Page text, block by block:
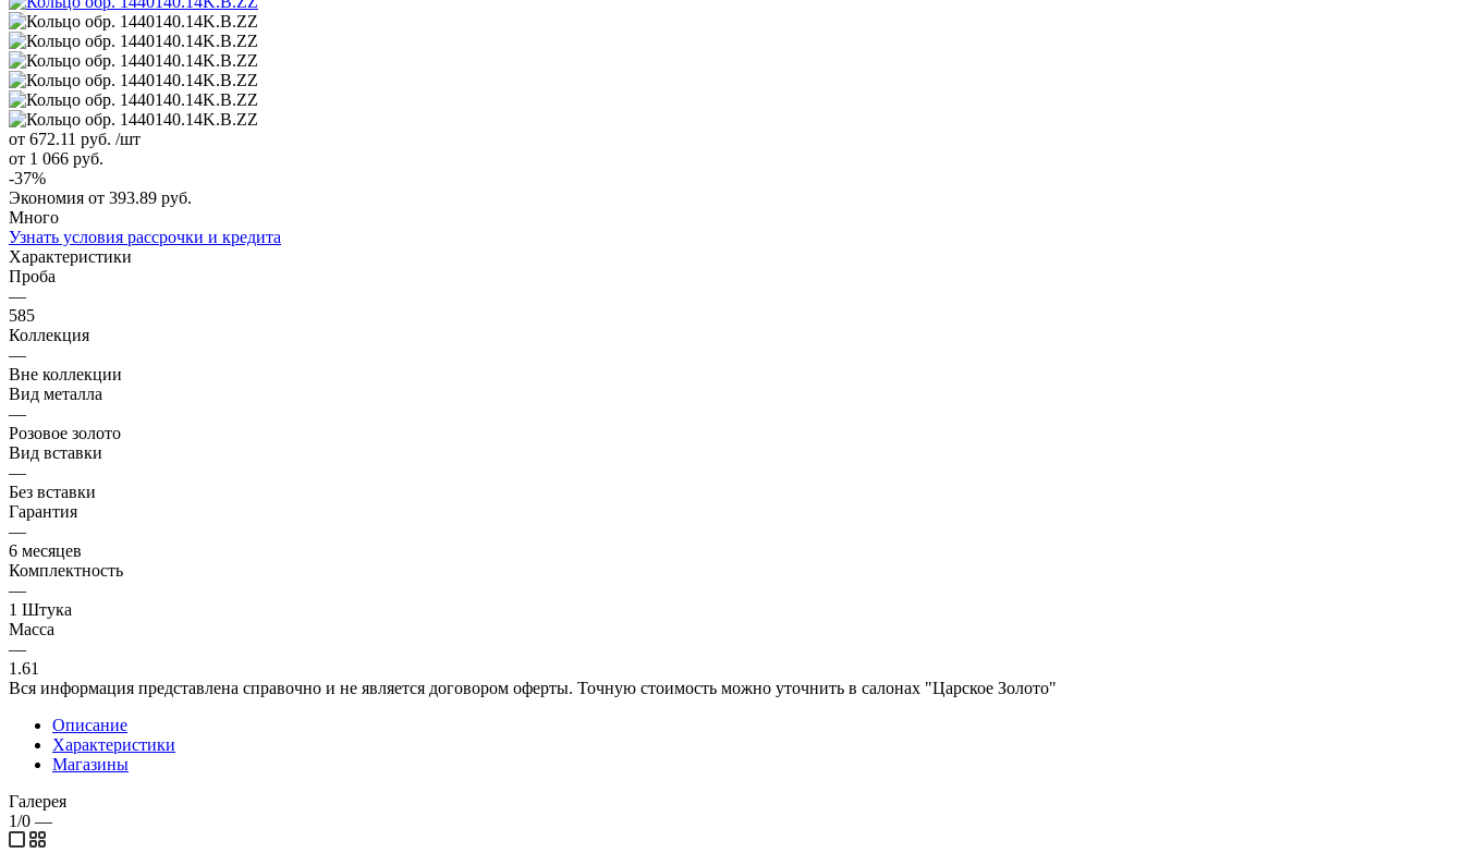
от 672.11 руб. /шт
от 1 066 руб.
-37%
Экономия от 393.89 руб.
Много
Узнать условия рассрочки и кредита
Характеристики
Проба
—
585
Коллекция
—
Вне коллекции
Вид металла
—
Розовое золото
Вид вставки
—
Без вставки
Гарантия
—
6 месяцев
Комплектность
—
1 Штука
Масса
—
1.61
Вся информация представлена справочно и не является договором оферты. Точную стоимость можно уточнить в салонах "Царское Золото"
Описание
Характеристики
Магазины
Галерея
1/0 —